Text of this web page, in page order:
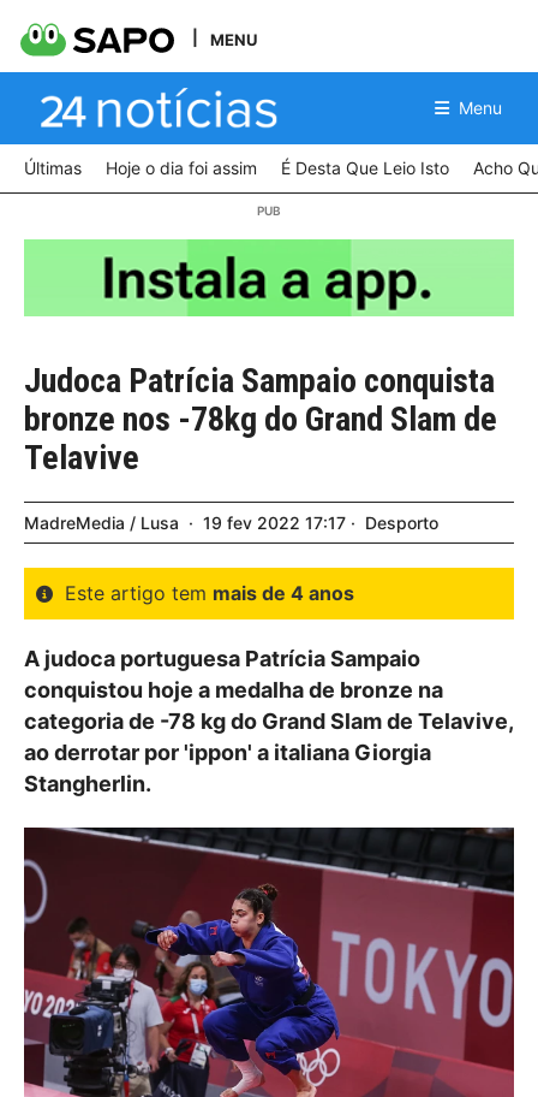
MENU
Menu
Últimas Hoje o dia foi assim É Desta Que Leio Isto Acho
Judoca Patrícia Sampaio conquista
bronze nos -78kg do Grand Slam de
Telavive
MadreMedia / Lusa 19 fev 2022 17:17 Desporto
Este artigo tem mais de 4 anos
A judoca portuguesa Patrícia Sampaio
conquistou hoje a medalha de bronze na
categoria de -78 kg do Grand Slam de Telavive,
ao derrotar por 'ippon' a italiana Giorgia
Stangherlin.